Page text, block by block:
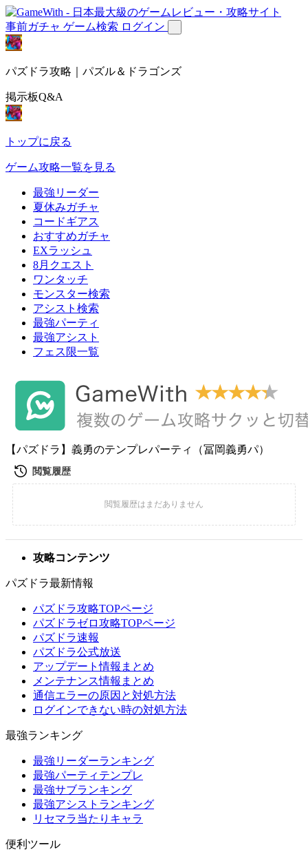
事前ガチャ ゲーム検索 ログイン
パズドラ攻略｜パズル＆ドラゴンズ
掲示板Q&A
トップに戻る
ゲーム攻略一覧を見る
最強リーダー
夏休みガチャ
コードギアス
おすすめガチャ
EXラッシュ
8月クエスト
ワンタッチ
モンスター検索
アシスト検索
最強パーティ
最強アシスト
フェス限一覧
【パズドラ】義勇のテンプレパーティ（冨岡義勇パ）
攻略コンテンツ
パズドラ最新情報
パズドラ攻略TOPページ
パズドラゼロ攻略TOPページ
パズドラ速報
パズドラ公式放送
アップデート情報まとめ
メンテナンス情報まとめ
通信エラーの原因と対処方法
ログインできない時の対処方法
最強ランキング
最強リーダーランキング
最強パーティテンプレ
最強サブランキング
最強アシストランキング
リセマラ当たりキャラ
便利ツール